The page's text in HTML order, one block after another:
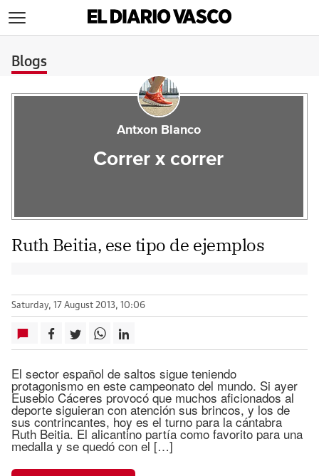
Blogs
Antxon Blanco
Correr x correr
Ruth Beitia, ese tipo de ejemplos
Saturday, 17 August 2013, 10:06
El sector español de saltos sigue teniendo
protagonismo en este campeonato del mundo. Si ayer
Eusebio Cáceres provocó que muchos aficionados al
deporte siguieran con atención sus brincos, y los de
sus contrincantes, hoy es el turno para la cántabra
Ruth Beitia. El alicantino partía como favorito para una
medalla y se quedó con el […]